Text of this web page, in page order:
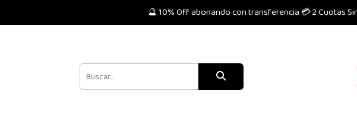
🔮 10% Off abonando con transferencia 💳 2 Cuotas